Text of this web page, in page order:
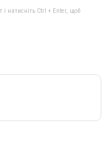
натисніть Ctrl + Enter, щоб